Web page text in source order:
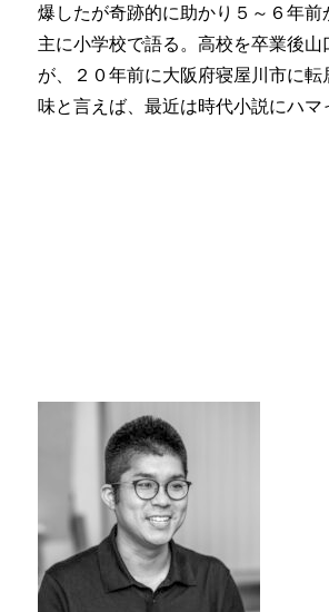
爆したが奇跡的に助かり５～６年前
主に小学校で語る。高校を卒業後山
が、２０年前に大阪府寝屋川市に転
味と言えば、最近は時代小説にハマ